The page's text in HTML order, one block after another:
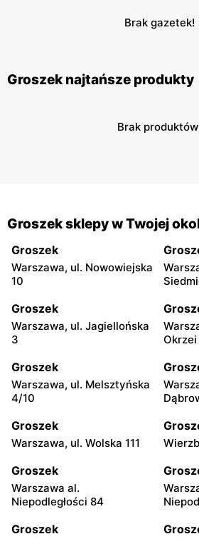
Brak gazetek!
Groszek najtańsze produkty
Brak
Groszek sklepy w Twojej
Groszek
Warszawa, ul. Nowowiejska
10
Groszek
Warszawa, ul. Jagiellońska
3
Groszek
Warszawa, ul. Melsztyńska
4/10
Groszek
Warszawa, ul. Wolska 111
Groszek
Warszawa al.
Niepodległości 84
Groszek